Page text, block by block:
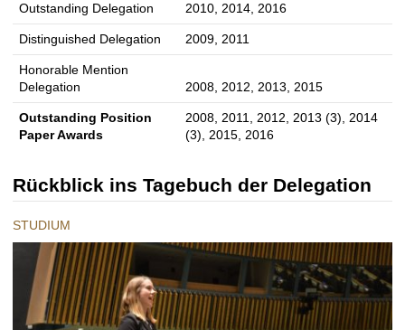
Outstanding Delegation
2010, 2014, 2016
Distinguished Delegation 2009, 2011
Honorable Mention
Delegation
2008, 2012, 2013, 2015
Outstanding Position
Paper Awards
2008, 2011, 2012, 2013 (3), 2014
(3), 2015, 2016
Rückblick ins Tagebuch der Delegation
STUDIUM